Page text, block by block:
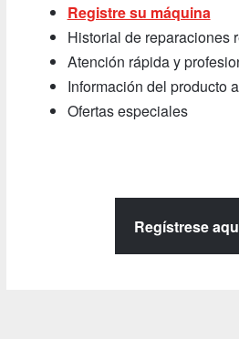
Registre su máquina
Historial de reparaciones
Atención rápida y
Información del producto
Ofertas especiales
Regístrese